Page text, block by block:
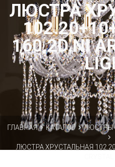
ЛЮСТРА
160.2D.NI
ГЛАВНАЯ КАТАЛОГ ЛЮСТРЫ
ЛЮСТРА ХРУСТАЛЬНАЯ